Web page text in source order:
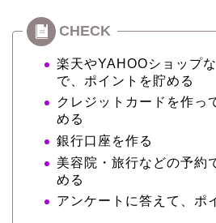
楽天やYAHOOショップ
で、ポイントを貯める
クレジットカードを作っ
める
銀行口座を作る
美容院・旅行などの予約
める
アンケートに答えて、ポ